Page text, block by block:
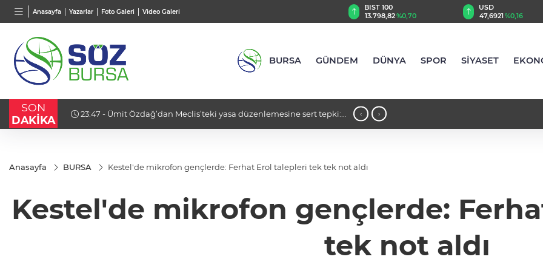
Anasayfa Yazarlar Foto Galeri Video Galeri
BGN
27,9743%-0,22
VND
0,0018%0,21
BIST 100
13.798,82%0,70
USD
47,6921%0,16
BURSA GÜNDEM DÜNYA SPOR SİYASET
SON
DAKİKA
23:47 - Ümit Özdağ’dan Meclis’teki yasa düzenlemesine sert tepki: 23:34 - Şahin Biba’dan TEKNOSAB
‹ ›
Anasayfa BURSA Kestel'de mikrofon gençlerde: Ferhat Erol talepleri tek tek not aldı
Kestel'de mikrofon gençlerde:
tek not aldı